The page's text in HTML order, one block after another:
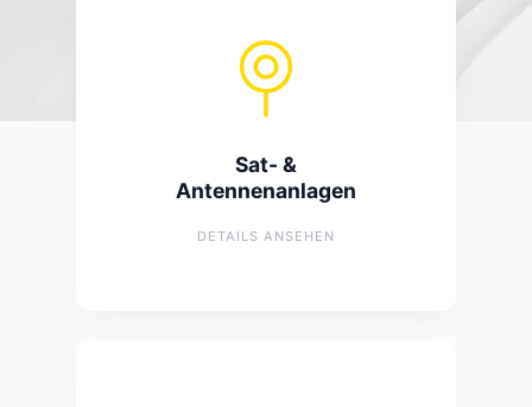
Sat- &
Antennenanlagen
DETAILS ANSEHEN
Sat- & Antennenanlagen
Signalmessung & -optimierung
Verkabelung & Receiver-Anschluss